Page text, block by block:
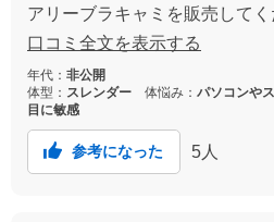
アリーブラキャミを販売して
く1年中使っています。
口コミ全文を表示する
年代： 非公開
体型： スレンダー 体悩み： パソコンや
目に敏感
参考になった 5 人